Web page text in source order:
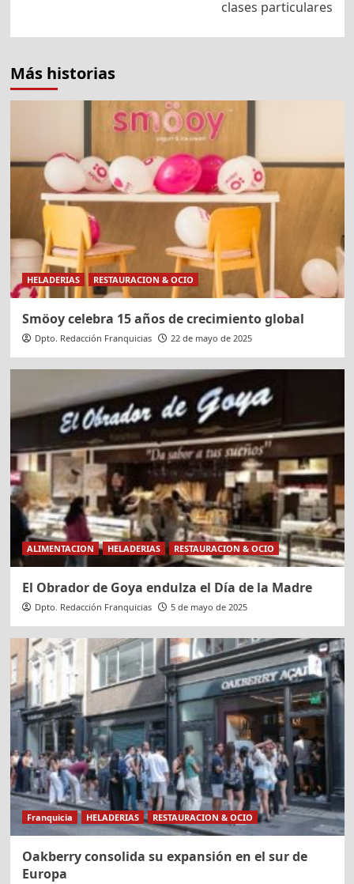
clases particulares
Más historias
HELADERIAS RESTAURACION & OCIO
Smöoy celebra 15 años de crecimiento global
Dpto. Redacción Franquicias 22 de mayo de 2025
ALIMENTACION HELADERIAS RESTAURACION & OCIO
El Obrador de Goya endulza el Día de la Madre
Dpto. Redacción Franquicias 5 de mayo de 2025
Franquicia HELADERIAS RESTAURACION & OCIO
Oakberry consolida su expansión en el sur de
Europa